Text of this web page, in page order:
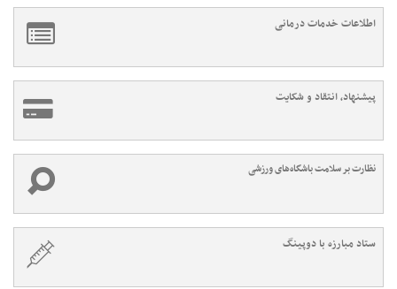
اطلاعات خدمات درمانی
پیشنهاد، انتقاد و شکایت
نظارت بر سلامت باشگاه‌های ورزشی
ستاد مبارزه با دوپینگ